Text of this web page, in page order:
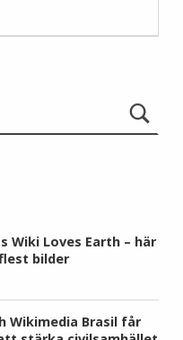
Wiki Loves Earth – här
bilder
Wikimedia Brasil får